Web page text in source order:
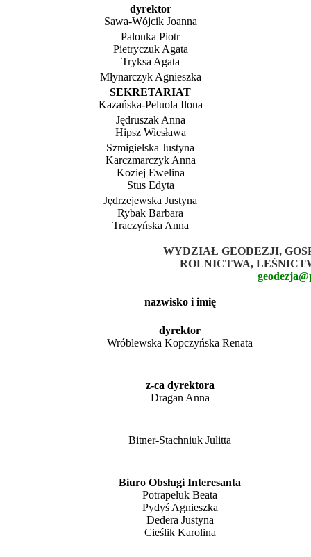
dyrektor
Sawa-Wójcik Joanna
Palonka Piotr
Pietryczuk Agata
Tryksa Agata
Młynarczyk Agnieszka
SEKRETARIAT
Kazańska-Peluola Ilona
Jędruszak Anna
Hipsz Wiesława
Szmigielska Justyna
Karczmarczyk Anna
Koziej Ewelina
Stus Edyta
Jędrzejewska Justyna
Rybak Barbara
Traczyńska Anna
WYDZIAŁ GEODEZJI,
ROLNICTWA,
nazwisko i imię
dyrektor
Wróblewska Kopczyńska Renata
z-ca dyrektora
Dragan Anna
Bitner-Stachniuk Julitta
Biuro Obsługi Interesanta
Potrapeluk Beata
Pydyś Agnieszka
Dedera Justyna
Cieślik Karolina